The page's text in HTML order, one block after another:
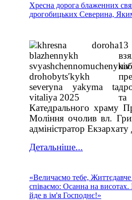
Хресна дорога блаженних
дрогобицьких Северина,
13
та
Катедрального храму
Моління очолив вл.
адміністратор
Детальніше...
«Величаємо тебе, Життєдавче
співаємо: Осанна на
йде в ім'я Господнє!»